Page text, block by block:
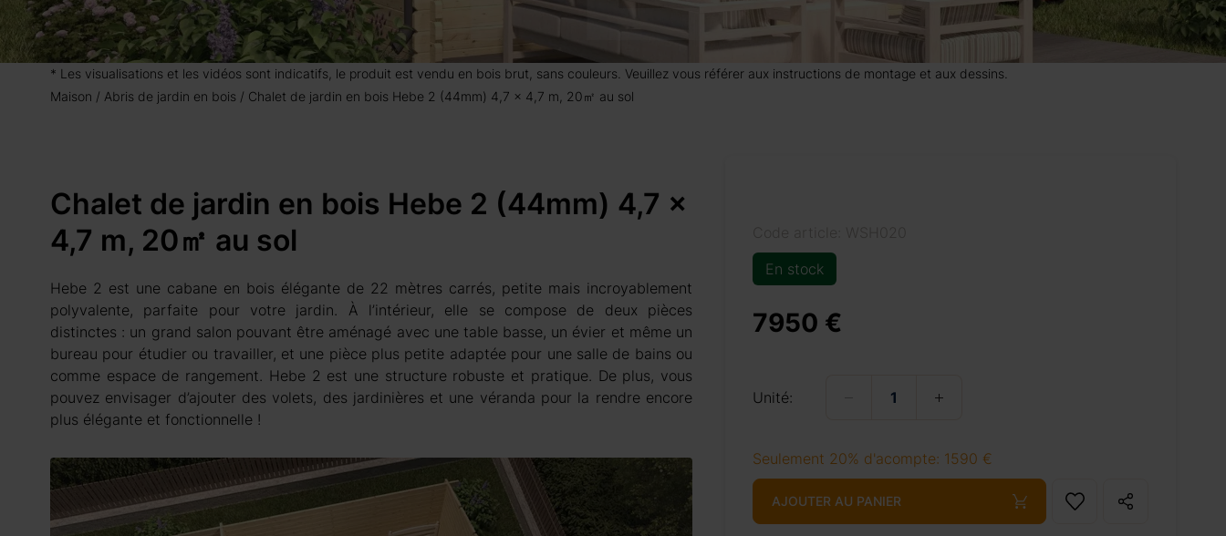
* Les visualisations et les vidéos sont indicatifs, le produit est vendu en bois brut, sans couleurs. Veuillez vous référer aux instructions de montage et aux dessins.
Maison
Abris de jardin en bois Chalet de jardin en bois Hebe 2 (44mm) 4,7 x 4,7 m, 20㎡ au sol
Chalet de jardin en bois Hebe 2 (44mm) 4,7 x
4,7 m, 20㎡ au sol
Hebe 2 est une cabane en bois élégante de 22 mètres carrés, petite mais incroyablement
polyvalente, parfaite pour votre jardin. À l’intérieur, elle se compose de deux pièces
distinctes : un grand salon pouvant être aménagé avec une table basse, un évier et même un
bureau pour étudier ou travailler, et une pièce plus petite adaptée pour une salle de bains ou
comme espace de rangement. Hebe 2 est une structure robuste et pratique. De plus, vous
pouvez envisager d’ajouter des volets, des jardinières et une véranda pour la rendre encore
plus élégante et fonctionnelle !
En stock
7950 €
Unité:
Seulement 20% d'acompte: 1590 €
AJOUTER AU PANIER